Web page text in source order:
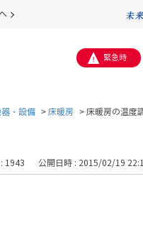
緊急時
・設備 >床暖房 >床暖房の温度
1943 公開日時 : 2015/02/19